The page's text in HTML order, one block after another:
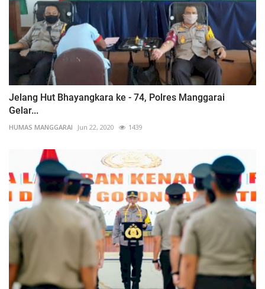
Jelang Hut Bhayangkara ke - 74, Polres Manggarai
Gelar...
HUMAS MANGGARAI Jun 22, 2020 1439